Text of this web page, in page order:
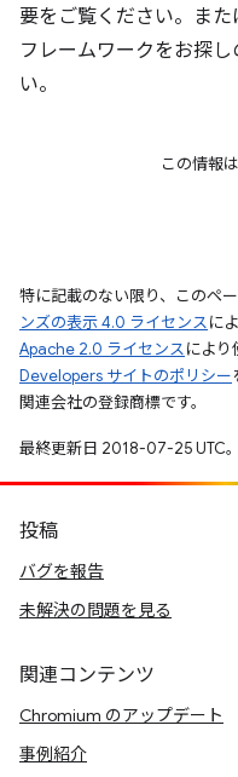
要をご覧ください。ま
フレームワークをお探し
い。
この情報
特に記載のない限り、このペ
ンズの表示 4.0 ライセンスに
Apache 2.0 ライセンスにより
Developers サイトのポリシー
関連会社の登録商標です。
最終更新日 2018-07-25 UTC。
投稿
バグを報告
未解決の問題を見る
関連コンテンツ
Chromium のアップデート
事例紹介